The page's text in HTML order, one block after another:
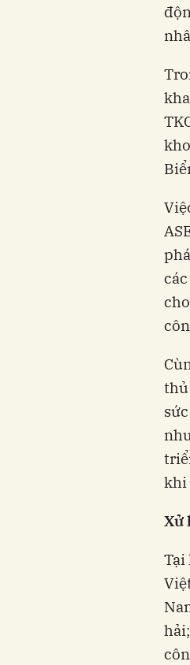
thủ
khi
Xử
Tại